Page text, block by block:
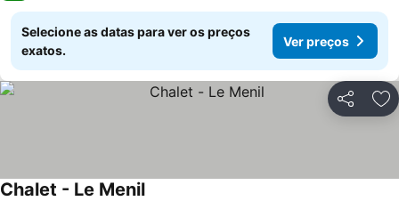
Selecione as datas para ver os preços
exatos.
Ver preços
Partilhar
Chalet - Le Menil